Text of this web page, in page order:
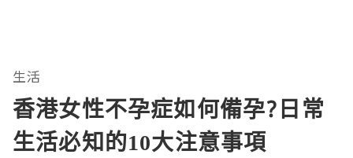
生活
香港女性不孕症如何備孕?日常
生活必知的10大注意事項